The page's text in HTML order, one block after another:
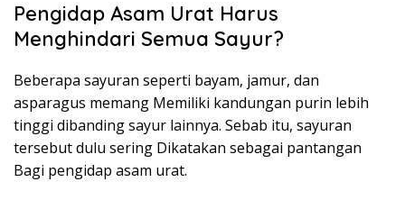
Pengidap Asam Urat Harus
Menghindari Semua Sayur?
Beberapa sayuran seperti bayam, jamur, dan
asparagus memang Memiliki kandungan purin lebih
tinggi dibanding sayur lainnya. Sebab itu, sayuran
tersebut dulu sering Dikatakan sebagai pantangan
Bagi pengidap asam urat.